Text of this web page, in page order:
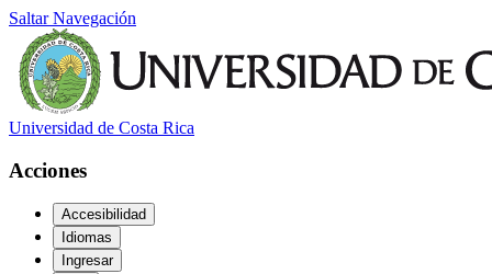
Saltar Navegación
Universidad de Costa Rica
Acciones
Accesibilidad
Idiomas
Ingresar